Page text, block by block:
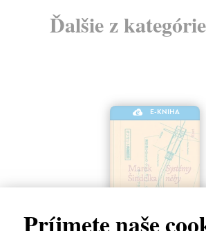
Ďalšie z
E-KNIHA